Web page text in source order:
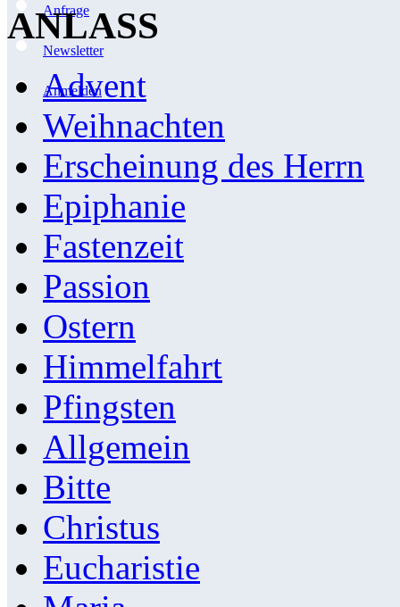
Anfrage
Newsletter
Anmelden
ANLASS
Advent
Weihnachten
Erscheinung des Herrn
Epiphanie
Fastenzeit
Passion
Ostern
Himmelfahrt
Pfingsten
Allgemein
Bitte
Christus
Eucharistie